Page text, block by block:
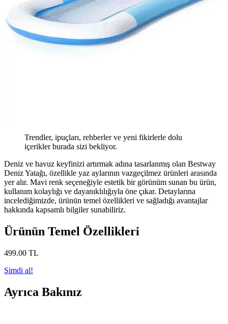
Trendler, ipuçları, rehberler ve yeni fikirlerle dolu
içerikler burada sizi bekliyor.
Deniz ve havuz keyfinizi artırmak adına tasarlanmış olan Bestway
Deniz Yatağı, özellikle yaz aylarının vazgeçilmez ürünleri arasında
yer alır. Mavi renk seçeneğiyle estetik bir görünüm sunan bu ürün,
kullanım kolaylığı ve dayanıklılığıyla öne çıkar. Detaylarına
incelediğimizde, ürünün temel özellikleri ve sağladığı avantajlar
hakkında kapsamlı bilgiler sunabiliriz.
Ürünün Temel Özellikleri
499.00 TL
Şimdi al!
Ayrıca Bakınız